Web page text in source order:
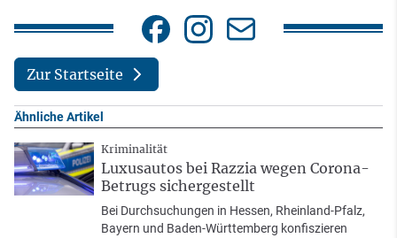
Zur Startseite
Ähnliche Artikel
Kriminalität
Luxusautos bei Razzia wegen Corona-
Betrugs sichergestellt
Bei Durchsuchungen in Hessen, Rheinland-Pfalz,
Bayern und Baden-Württemberg konfiszieren